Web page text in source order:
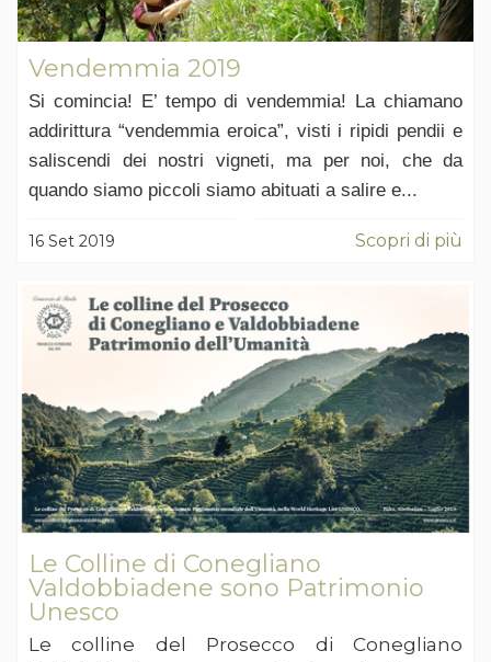
Vendemmia 2019
Si comincia! E’ tempo di vendemmia! La chiamano
addirittura “vendemmia eroica”, visti i ripidi pendii e
saliscendi dei nostri vigneti, ma per noi, che da
quando siamo piccoli siamo abituati a salire e...
16 Set 2019 Scopri di più
Le Colline di Conegliano
Valdobbiadene sono Patrimonio
Unesco
Le colline del Prosecco di Conegliano